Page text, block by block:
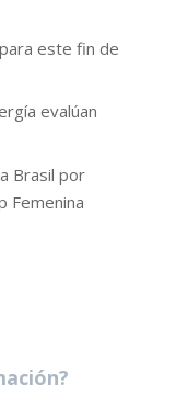
este fin de
evalúan
Brasil por
Femenina